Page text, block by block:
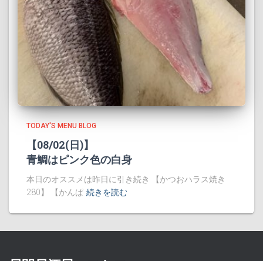
TODAY'S MENU BLOG
【08/02(日)】
青鯛はピンク色の白身
本日のオススメは昨日に引き続き 【かつおハラス焼き
280】 【かんぱ 続きを読む